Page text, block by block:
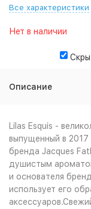
Все характеристики
Нет в наличии
Описание
Lilas Esquis -
выпущенный в
бренда Jacques
душистым
и основателя
использует его